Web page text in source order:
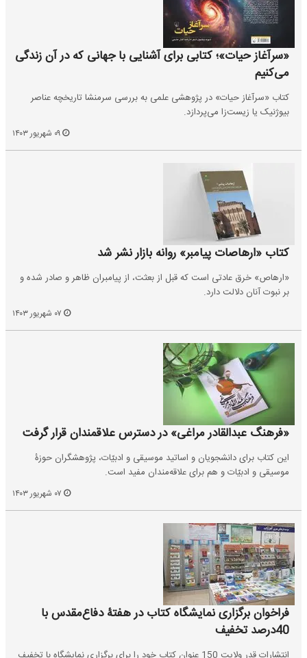
«سرآغاز حیات»؛ کتابی برای آشنایی با جهانی که در آن زندگی
می‌کنیم
کتاب «سرآغاز حیات» در پژوهشی علمی به بررسی سرمنشا تاریخچه عناصر
بیوژنیک یا زیست‌زا می‌پردازد.
کتاب «ارهاصات پیامبر» روانه بازار نشر شد
«ارهاص» خرق عادتی است که قبل از بعثت، از پیامبران ظاهر و صادر شده و
بر نبوت آنان دلالت دارد.
«فرهنگ عبدالقادر مراغی» در دسترس علاقمندان قرار گرفت
این کتاب برای دانشجویان و اساتید موسیقی و ادبیّات، پژوهشگران حوزۀ
موسیقی و ادبیّات و هم برای علاقه‌‎مندان مفید است.
فراخوان برگزاری نمایشگاه کتاب در هفتۀ دفاع‌مقدس با
40درصد تخفیف